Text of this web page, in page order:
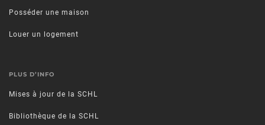
Posséder une maison
Louer un logement
PLUS D’INFO
Mises à jour de la SCHL
Bibliothèque de la SCHL